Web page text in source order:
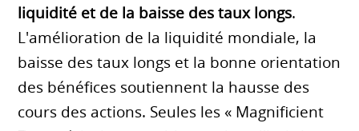
liquidité et de la baisse des taux longs.
L'amélioration de la liquidité mondiale, la
baisse des taux longs et la bonne orientation
des bénéfices soutiennent la hausse des
cours des actions. Seules les « Magnificient